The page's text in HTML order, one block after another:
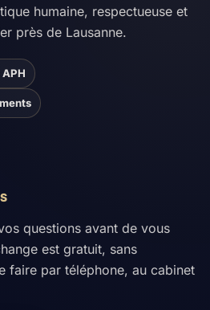
7:56 · Colère · Patrick
humaine, respectueuse et
près de Lausanne.
questions avant de vous
est gratuit, sans
faire par téléphone, au cabinet